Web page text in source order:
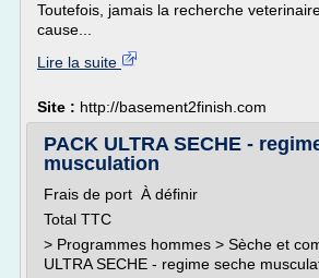
Toutefois, jamais la recherche
cause...
Lire la suite
Site : http://basement2finish.com
PACK ULTRA SECHE -
musculation
Frais de port À définir
Total TTC
> Programmes hommes > Sèche et
ULTRA SECHE - regime seche